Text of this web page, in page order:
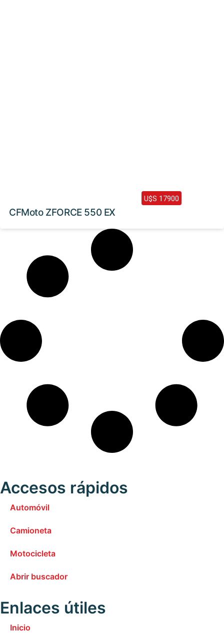
U$S 17900
CFMoto ZFORCE 550 EX
Accesos rápidos
Automóvil
Camioneta
Motocicleta
Abrir buscador
Enlaces útiles
Inicio